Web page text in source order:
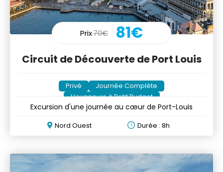
Prix70€ 81€
Circuit de Découverte de Port Louis
Privé
Journée Complète
Voyageurs à Petit Budget
Excursion d'une journée au cœur de Port-Louis
Nord Ouest Durée : 8h